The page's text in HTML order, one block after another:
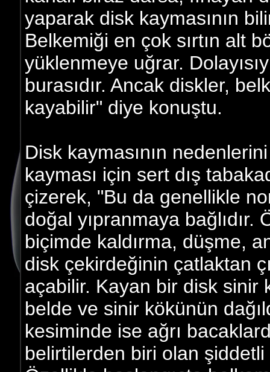
yaparak disk kaymasının
Belkemiği en çok sırtın alt
yüklenmeye uğrar.
burasıdır. Ancak diskler,
kayabilir" diye konuştu.
Disk kaymasının
kayması için sert dış
çizerek, "Bu da genellikle
doğal yıpranmaya
biçimde kaldırma, düşme,
disk çekirdeğinin çatlaktan
açabilir. Kayan bir disk sinir
belde ve sinir kökünün
kesiminde ise ağrı
belirtilerden biri olan